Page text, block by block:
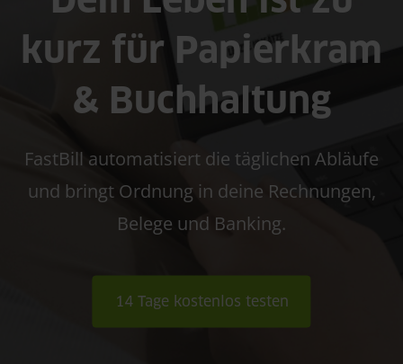
kurz für Papierkram
& Buchhaltung
FastBill automatisiert die täglichen Abläufe
und bringt Ordnung in deine Rechnungen,
Belege und Banking.
14 Tage kostenlos testen